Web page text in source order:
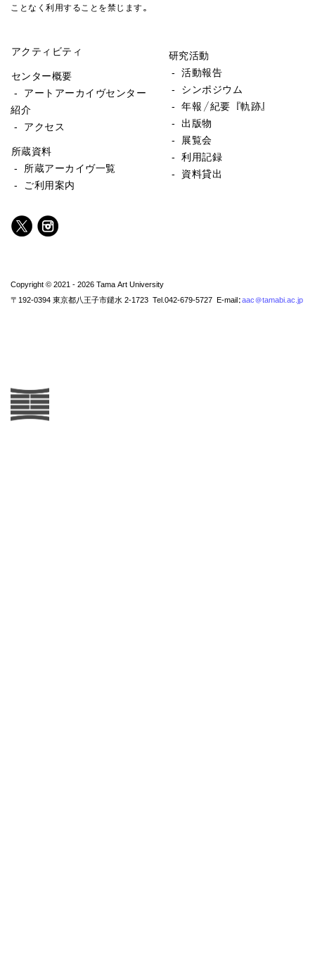
ことなく利用することを禁じます。
アクティビティ
センター概要
- アートアーカイヴセンター
紹介
- アクセス
所蔵資料
- 所蔵アーカイヴ一覧
- ご利用案内
研究活動
- 活動報告
- シンポジウム
- 年報／紀要『軌跡』
- 出版物
- 展覧会
- 利用記録
- 資料貸出
Copyright © 2021 - 2026 Tama Art University
〒192-0394 東京都八王子市鑓水 2-1723 Tel.042-679-5727 E-mail:aac@tamabi.ac.jp